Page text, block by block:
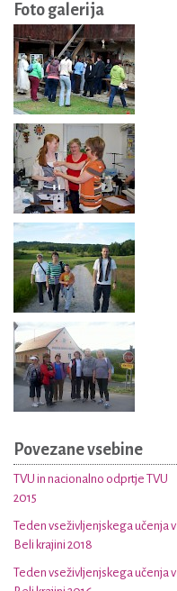
Foto galerija
Povezane vsebine
TVU in nacionalno odprtje TVU
2015
Teden vseživljenjskega učenja v
Beli krajini 2018
Teden vseživljenjskega učenja v